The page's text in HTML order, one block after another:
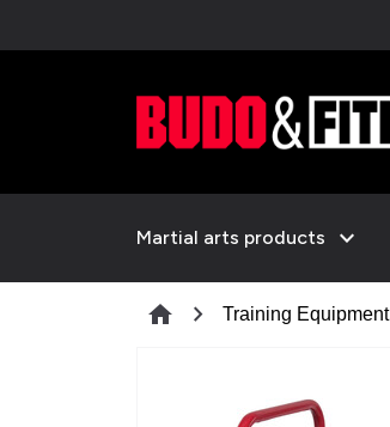
Martial arts products expand_more
home chevron_right Training Equipment